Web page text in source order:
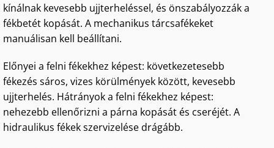
kínálnak kevesebb ujjterheléssel, és önszabályozzák a
fékbetét kopását. A mechanikus tárcsafékeket
manuálisan kell beállítani.
Előnyei a felni fékekhez képest: következetesebb
fékezés sáros, vizes körülmények között, kevesebb
ujjterhelés. Hátrányok a felni fékekhez képest:
nehezebb ellenőrizni a párna kopását és cseréjét. A
hidraulikus fékek szervizelése drágább.